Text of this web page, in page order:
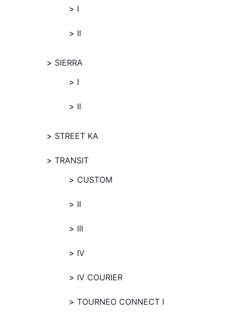
I
II
SIERRA
I
II
STREET KA
TRANSIT
CUSTOM
II
III
IV
IV COURIER
TOURNEO CONNECT I